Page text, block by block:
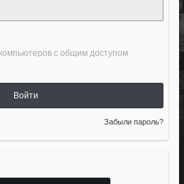
с общим доступом
Войти
Забыли пароль?